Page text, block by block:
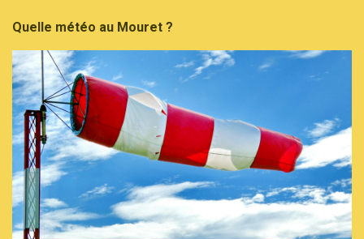
Quelle météo au Mouret ?